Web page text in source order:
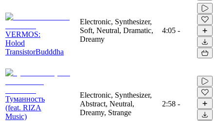
VERMOS:
Holod
TransistorBudddha
Electronic, Synthesizer,
Soft, Neutral, Dramatic,
Dreamy
4:05 -
Туманность
(feat. RIZA
Music)
Electronic, Synthesizer,
Abstract, Neutral,
Dreamy, Strange
2:58 -